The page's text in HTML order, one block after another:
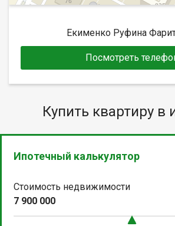
Екименко Руфина
Посмотреть
Купить квартиру в
Ипотечный калькулятор
Стоимость недвижимости
7 900 000